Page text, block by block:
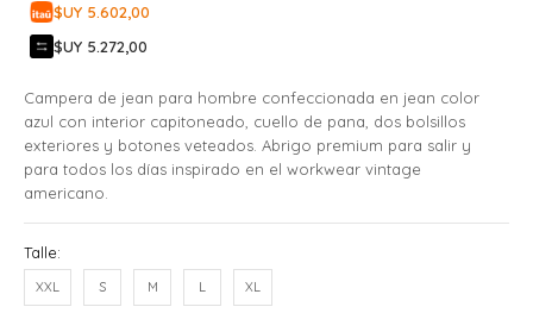
$UY 5.602,00
$UY 5.272,00
Campera de jean para hombre confeccionada en jean color
azul con interior capitoneado, cuello de pana, dos bolsillos
exteriores y botones veteados. Abrigo premium para salir y
para todos los días inspirado en el workwear vintage
americano.
Talle:
XXL S M L XL